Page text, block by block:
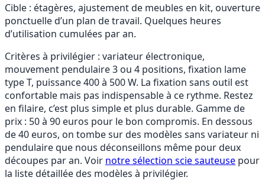
Cible : étagères, ajustement de meubles en kit, ouverture
ponctuelle d’un plan de travail. Quelques heures
d’utilisation cumulées par an.
Critères à privilégier : variateur électronique,
mouvement pendulaire 3 ou 4 positions, fixation lame
type T, puissance 400 à 500 W. La fixation sans outil est
confortable mais pas indispensable à ce rythme. Restez
en filaire, c’est plus simple et plus durable. Gamme de
prix : 50 à 90 euros pour le bon compromis. En dessous
de 40 euros, on tombe sur des modèles sans variateur ni
pendulaire que nous déconseillons même pour deux
découpes par an. Voir notre sélection scie sauteuse pour
la liste détaillée des modèles à privilégier.